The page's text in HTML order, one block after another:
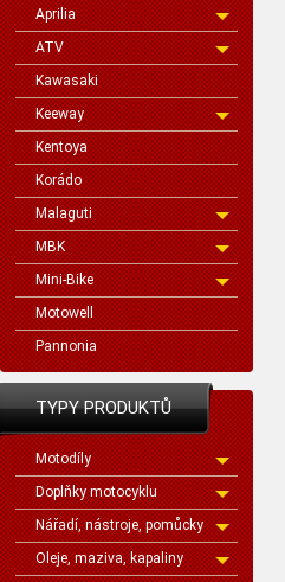
Aprilia
ATV
Kawasaki
Keeway
Kentoya
Korádo
Malaguti
MBK
Mini-Bike
Motowell
Pannonia
TYPY PRODUKTŮ
Motodíly
Doplňky motocyklu
Nářadí, nástroje, pomůcky
Oleje, maziva, kapaliny